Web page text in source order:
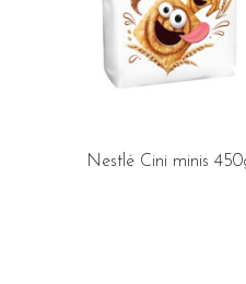
Nestlé Cini minis